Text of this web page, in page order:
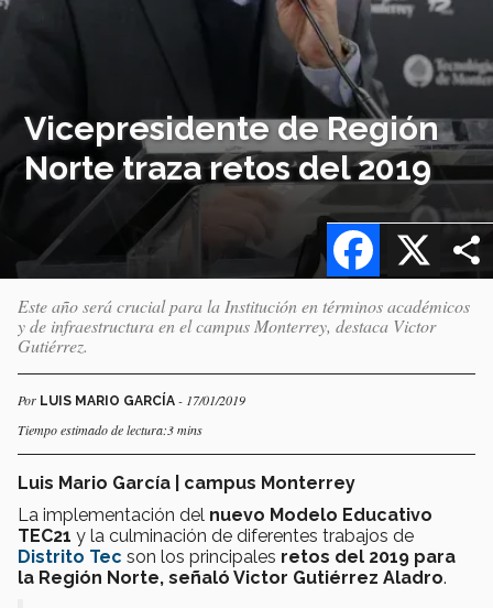
Vicepresidente de Región
Norte traza retos del 2019
X
Facebook
Este año será crucial para la Institución en términos académicos
y de infraestructura en el campus Monterrey, destaca Victor
Gutiérrez.
Por LUIS MARIO GARCÍA - 17/01/2019
Tiempo estimado de lectura:3 mins
Luis Mario García | campus Monterrey
La implementación del nuevo Modelo Educativo
TEC21 y la culminación de diferentes trabajos de
Distrito Tec son los principales retos del 2019 para
la Región Norte, señaló Victor Gutiérrez Aladro.